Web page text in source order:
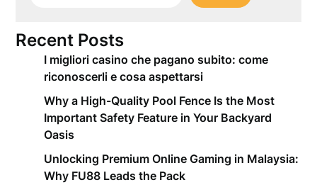
Recent Posts
I migliori casino che pagano subito: come
riconoscerli e cosa aspettarsi
Why a High-Quality Pool Fence Is the Most
Important Safety Feature in Your Backyard
Oasis
Unlocking Premium Online Gaming in Malaysia:
Why FU88 Leads the Pack